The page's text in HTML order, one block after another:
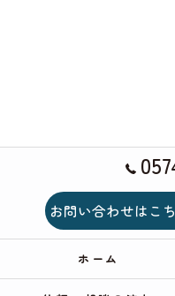
お問い合わせはこ
ホーム